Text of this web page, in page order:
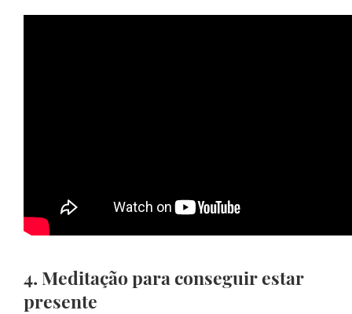
4. Meditação para conseguir estar
presente